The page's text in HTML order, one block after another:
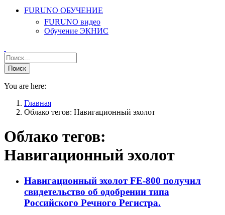
FURUNO ОБУЧЕНИЕ
FURUNO видео
Обучение ЭКНИС
You are here:
Главная
Облако тегов: Навигационный эхолот
Облако тегов:
Навигационный эхолот
Навигационный эхолот FE-800 получил
свидетельство об одобрении типа
Российского Речного Регистра.